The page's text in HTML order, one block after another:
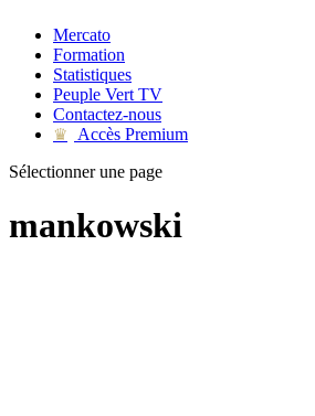
Mercato
Formation
Statistiques
Peuple Vert TV
Contactez-nous
♛
Accès Premium
Sélectionner une page
mankowski